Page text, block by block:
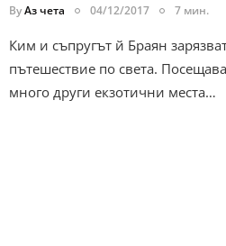
ByАз чета 04/12/2017 7 мин.
Ким и съпругът й Браян
пътешествие по света.
много други екзотични места…